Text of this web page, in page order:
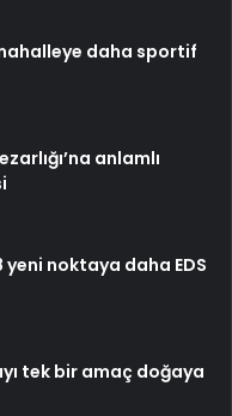
daha sportif
anlamlı
yeni noktaya daha EDS
tek bir amaç doğaya